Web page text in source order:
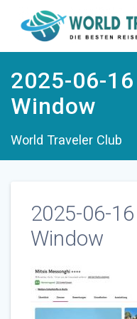
Inhalt
springen
2025-06-
Window
World Traveler Club
2025-06-
Window